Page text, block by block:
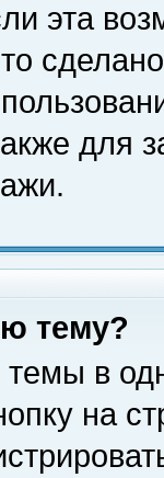
эта
для
тему?
темы в
на